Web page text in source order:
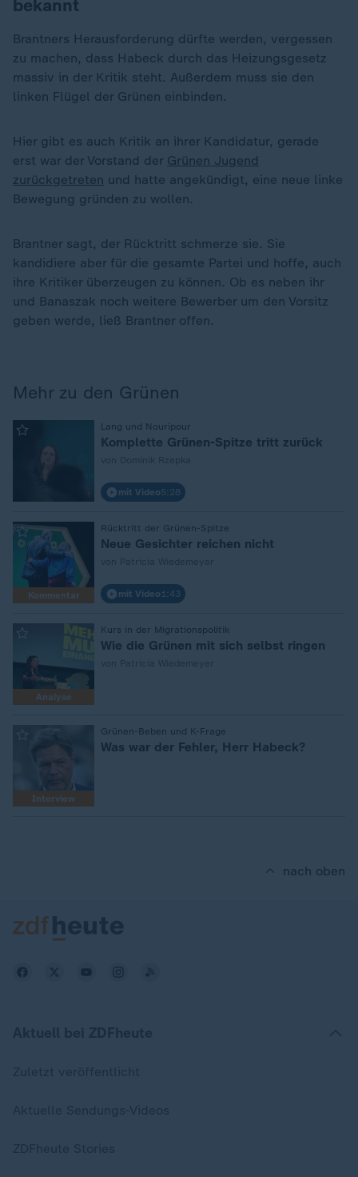
bekannt
Brantners Herausforderung dürfte werden, vergessen
zu machen, dass Habeck durch das Heizungsgesetz
massiv in der Kritik steht. Außerdem muss sie den
linken Flügel der Grünen einbinden.
Hier gibt es auch Kritik an ihrer Kandidatur, gerade
erst war der Vorstand der Grünen Jugend
zurückgetreten und hatte angekündigt, eine neue linke
Bewegung gründen zu wollen.
Brantner sagt, der Rücktritt schmerze sie. Sie
kandidiere aber für die gesamte Partei und hoffe, auch
ihre Kritiker überzeugen zu können. Ob es neben ihr
und Banaszak noch weitere Bewerber um den Vorsitz
geben werde, ließ Brantner offen.
Mehr zu den Grünen
Lang und Nouripour
Komplette Grünen-Spitze tritt zurück
mit Video5:28
Kommentar
Rücktritt der Grünen-Spitze
Neue Gesichter reichen nicht
mit Video 1:43
Analyse
Kurs in der Migrationspolitik
Wie die Grünen mit sich selbst ringen
Interview
Grünen-Beben und K-Frage
Was war der Fehler, Herr Habeck?
nach oben